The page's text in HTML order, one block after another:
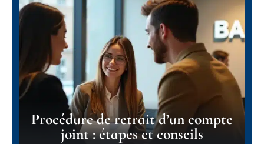
Procédure de retrait d’un compte
joint : étapes et conseils